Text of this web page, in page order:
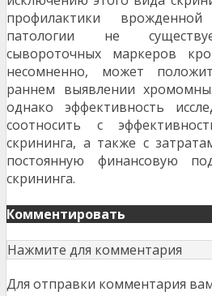
профилактики
патологии не
сывороточных маркеров
несомненно, может
раннем выявлении
однако эффективность
соотносить с
скрининга, а также с
постоянную финансовую
скрининга.
Комментировать
Нажмите для комментария
Для отправки комментария